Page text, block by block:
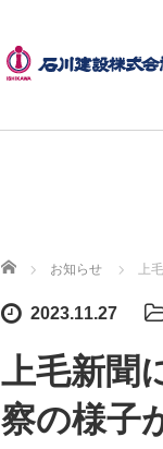
ホーム お知らせ 上
2023.11.27
上毛新聞
察の様子